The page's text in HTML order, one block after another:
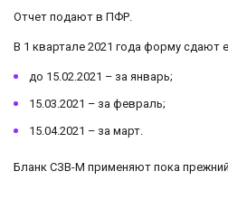
Отчет подают в ПФР.
В 1 квартале 2021 года форму сдают
до 15.02.2021 – за январь;
15.03.2021 – за февраль;
15.04.2021 – за март.
Бланк СЗВ-М применяют пока прежний.